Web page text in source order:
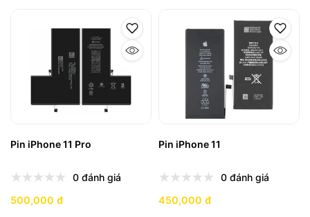
Pin iPhone 11 Pro
0 đánh giá
500,000 đ
Pin iPhone 11
0 đánh giá
450,000 đ